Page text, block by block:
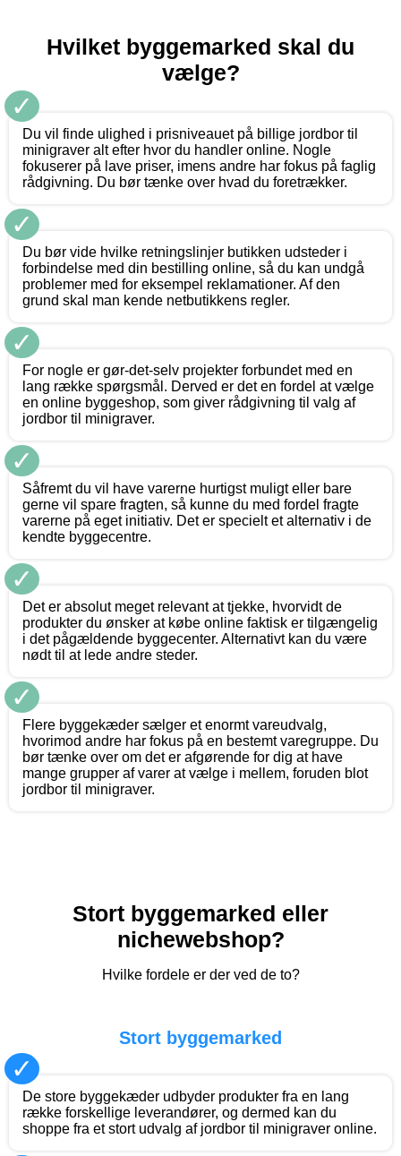
Hvilket byggemarked skal du
vælge?
✓
Du vil finde ulighed i prisniveauet på billige jordbor til
minigraver alt efter hvor du handler online. Nogle
fokuserer på lave priser, imens andre har fokus på faglig
rådgivning. Du bør tænke over hvad du foretrækker.
✓
Du bør vide hvilke retningslinjer butikken udsteder i
forbindelse med din bestilling online, så du kan undgå
problemer med for eksempel reklamationer. Af den
grund skal man kende netbutikkens regler.
✓
For nogle er gør-det-selv projekter forbundet med en
lang række spørgsmål. Derved er det en fordel at vælge
en online byggeshop, som giver rådgivning til valg af
jordbor til minigraver.
✓
Såfremt du vil have varerne hurtigst muligt eller bare
gerne vil spare fragten, så kunne du med fordel fragte
varerne på eget initiativ. Det er specielt et alternativ i de
kendte byggecentre.
✓
Det er absolut meget relevant at tjekke, hvorvidt de
produkter du ønsker at købe online faktisk er tilgængelig
i det pågældende byggecenter. Alternativt kan du være
nødt til at lede andre steder.
✓
Flere byggekæder sælger et enormt vareudvalg,
hvorimod andre har fokus på en bestemt varegruppe. Du
bør tænke over om det er afgørende for dig at have
mange grupper af varer at vælge i mellem, foruden blot
jordbor til minigraver.
Stort byggemarked eller
nichewebshop?
Hvilke fordele er der ved de to?
Stort byggemarked
✓
De store byggekæder udbyder produkter fra en lang
række forskellige leverandører, og dermed kan du
shoppe fra et stort udvalg af jordbor til minigraver online.